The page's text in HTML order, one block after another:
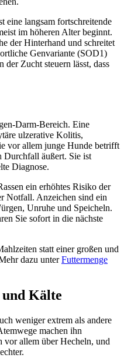
eine langsam fortschreitende
im höheren Alter beginnt.
der Hinterhand und schreitet
Genvariante (SOD1)
der Zucht steuern lässt, dass
Darm-Bereich. Eine
ulzerative Kolitis,
vor allem junge Hunde betrifft
Durchfall äußert. Sie ist
Diagnose.
ein erhöhtes Risiko der
Notfall. Anzeichen sind ein
Unruhe und Speicheln.
Sie sofort in die nächste
statt einer großen und
dazu unterFuttermenge
Kälte
weniger extrem als andere
machen ihn
allem über Hecheln, und